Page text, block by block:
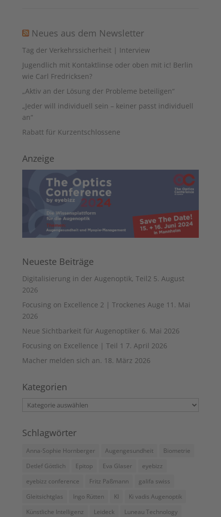
Neues aus dem Newsletter
Tag der Verkehrssicherheit | Interview
Jugendlich mit Kontaktlinse oder oben mit ic! Berlin
wie Carl Fredricksen?
„Aktiv an der Lösung der Probleme beteiligen“
„Jeder will individuell sein – keiner passt individuell
an“
Rabatt für Kurzentschlossene
Anzeige
Neueste Beiträge
Digitalisierung in der Augenoptik, Teil2 5. August
2026
Focusing on Excellence 2 | Trockenes Auge 11. Mai
2026
Neue Sichtbarkeit für Augenoptiker 6. Mai 2026
Focusing on Excellence | Teil 1 7. April 2026
Macher melden sich an. 18. März 2026
Kategorien
Kategorien
Schlagwörter
Anna-Sophie Hornberger Augengesundheit
Biometrie
Detlef Göttlich
Epitop Eva Glaser
eyebizz
eyebizz conference
Fritz Paßmann
galifa swiss
Gleitsichtglas
Ingo Rütten KI
Ki vadis Augenoptik
Künstliche Intelligenz
Leideck
Luneau Technology